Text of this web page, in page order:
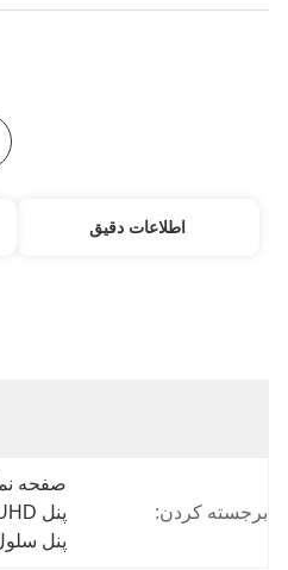
اطلاعات دقیق
برجسته کردن:
صفحه
پنل LCD 4K UHD
پنل سلول باز